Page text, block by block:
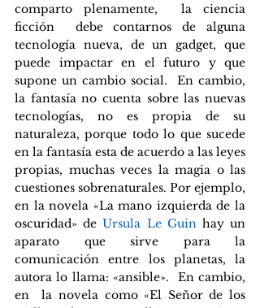
comparto plenamente,  la ciencia
ficción  debe contarnos de alguna
tecnología nueva, de un gadget, que
puede impactar en el futuro y que
supone un cambio social.  En cambio,
la fantasía no cuenta sobre las nuevas
tecnologías, no es propia de su
naturaleza, porque todo lo que sucede
en la fantasía esta de acuerdo a las leyes
propias, muchas veces la magia o las
cuestiones sobrenaturales. Por ejemplo,
en la novela «La mano izquierda de la
oscuridad» de Ursula Le Guin hay un
aparato que sirve para la
comunicación entre los planetas, la
autora lo llama: «ansible».  En cambio,
en  la novela como «El Señor de los